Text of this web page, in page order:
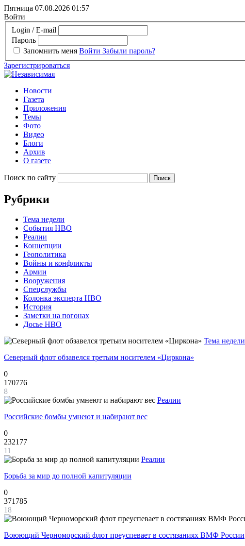
Пятница 07.08.2026 01:57
Войти
Login / E-mail
Пароль
Запомнить меня Войти Забыли пароль?
Зарегистрироваться
Новости
Газета
Приложения
Темы
Фото
Видео
Блоги
Архив
О газете
Поиск по сайту
Рубрики
Тема недели
События НВО
Реалии
Концепции
Геополитика
Войны и конфликты
Армии
Вооружения
Спецслужбы
Колонка эксперта НВО
История
Заметки на погонах
Досье НВО
Тема недели
Северный флот обзавелся третьим носителем «Циркона»
0
170776
8
Реалии
Российские бомбы умнеют и набирают вес
0
232177
11
Реалии
Борьба за мир до полной капитуляции
0
371785
18
Воюющий Черноморский флот преуспевает в состязаниях ВМФ России